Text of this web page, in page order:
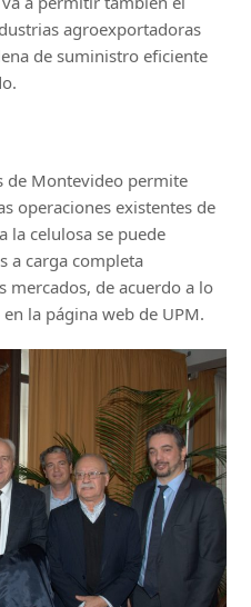
agroexportadoras
de suministro eficiente
de Montevideo permite
operaciones existentes de
la celulosa se puede
a carga completa
mercados, de acuerdo a lo
la página web de UPM.